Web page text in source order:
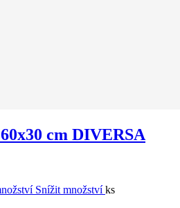
cm DIVERSA
Snížit množstvíks